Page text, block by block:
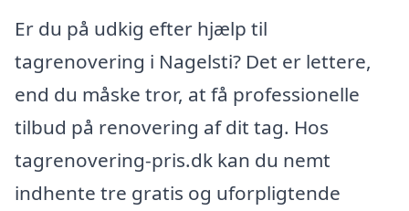
Er du på udkig efter hjælp til
tagrenovering i Nagelsti? Det er lettere,
end du måske tror, at få professionelle
tilbud på renovering af dit tag. Hos
tagrenovering-pris.dk kan du nemt
indhente tre gratis og uforpligtende